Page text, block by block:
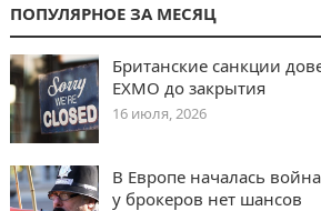
ПОПУЛЯРНОЕ ЗА МЕСЯЦ
Британские санкции
EXMO до закрытия
16 июля, 2026
В Европе началась
у брокеров нет шансов